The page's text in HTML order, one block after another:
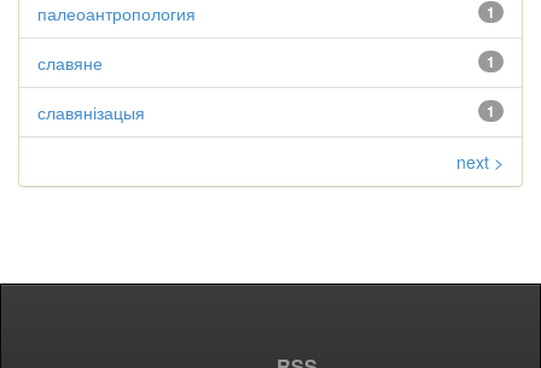
1
палеоантропология
1
славяне
1
славянізацыя
next >